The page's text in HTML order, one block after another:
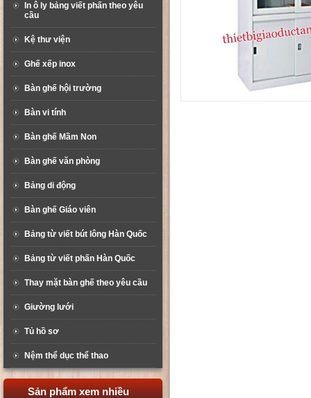
In ô ly bảng viết phấn theo yêu
cầu
Kệ thư viện
Ghế xếp inox
Bàn ghế hội trường
Bàn vi tính
Bàn ghế Mầm Non
Bàn ghế văn phòng
Bảng di động
Bàn ghế Giáo viên
Bảng từ viết bút lông Hàn Quốc
Bảng từ viết phấn Hàn Quốc
Thay mặt bàn ghế theo yêu cầu
Giường lưới
Tủ hồ sơ
Nệm thể dục thể thao
Sản phẩm xem nhiều